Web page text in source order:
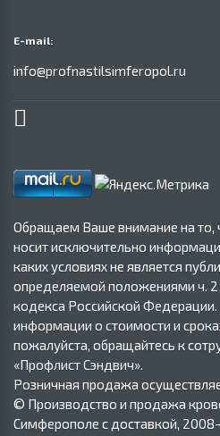
E-mail:
info@profnastilsimferopol.ru
Обращаем Ваше внимание на то,
носит исключительно
каких условиях не является
определяемой положениями ч. 2
кодекса Российской
информации о стоимости и
пожалуйста, обращайтесь к
«Профлист Сэндвич».
Розничная продажа
© Производство и продажа
Симферополе с доставкой,